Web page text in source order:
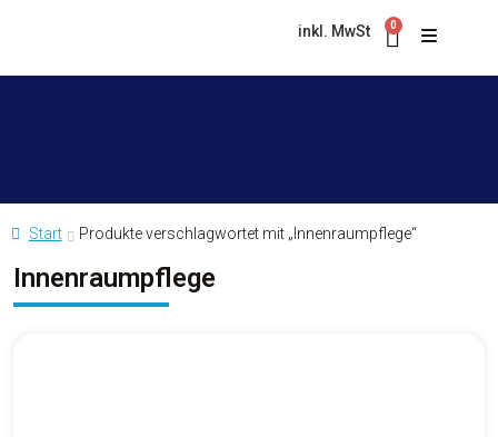
inkl. MwSt 0
Asphalt & Magnesit
Start Produkte verschlagwortet mit „Innenraumpflege“
Innenraumpflege